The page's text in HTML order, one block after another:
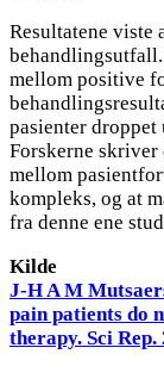
Resultatene viste
behandlingsutfall.
mellom positive
pasienter droppet
Forskerne skriver
mellom
kompleks, og at
fra denne ene
Kilde
J-H A M
pain patients do
therapy. Sci